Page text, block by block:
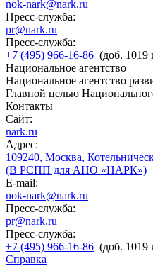
nok-nark@nark.ru
Пресс-служба:
pr@nark.ru
Пресс-служба:
+7 (495) 966-16-86 (доб. 1019
Национальное агентство
Национальное агентство
Главной целью
Контакты
Сайт:
nark.ru
Адрес:
109240, Москва,
(В РСПП для АНО «НАРК»)
E-mail:
nok-nark@nark.ru
Пресс-служба:
pr@nark.ru
Пресс-служба:
+7 (495) 966-16-86 (доб. 1019
Справка